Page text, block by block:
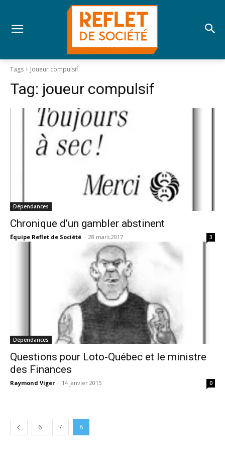
Tags Joueur compulsif
Tag: joueur compulsif
Dépendances
Chronique d’un gambler abstinent
Équipe Reflet de Société - 28 mars 2017 3
Dépendances
Questions pour Loto-Québec et le ministre
des Finances
Raymond Viger - 14 janvier 2015 0
6 7 8